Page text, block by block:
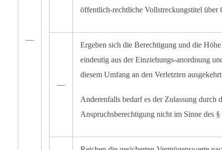
―
öffentlich-rechtliche Vollstreckungstitel über
―
Ergeben sich die Berechtigung und die
eindeutig aus der Einziehungs-anordnung
diesem Umfang an den Verletzten
Anderenfalls bedarf es der Zulassung durch
Anspruchsberechtigung nicht im Sinne des